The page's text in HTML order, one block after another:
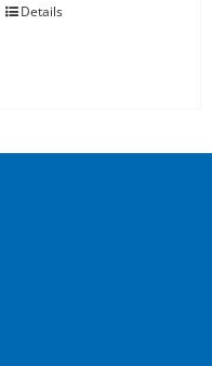
Details